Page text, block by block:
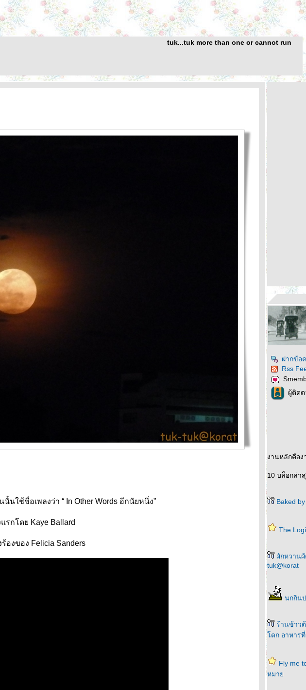
tuk...tuk more than one or cannot run
นใช้ชื่อเพลงว่า “ In Other Words อีกนัยหนึ่ง”
รกโดย Kaye Ballard
ร้องของ Felicia Sanders
ฝากข้อ
Rss
ผู้ติด
งานหลักคือง
10 บล็อกล่า
Baked
The
ผักหวาน
tuk@korat
นกกิน
ร้านข้าว
ดก อาหารที่
Fly me
หมา